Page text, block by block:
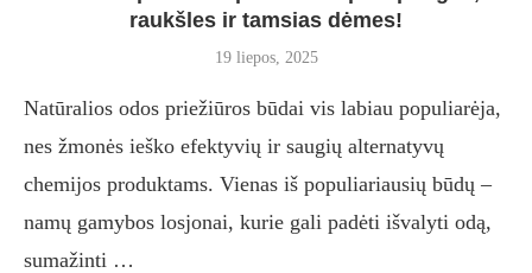
raukšles ir tamsias dėmes!
19 liepos, 2025
Natūralios odos priežiūros būdai vis labiau populiarėja,
nes žmonės ieško efektyvių ir saugių alternatyvų
chemijos produktams. Vienas iš populiariausių būdų –
namų gamybos losjonai, kurie gali padėti išvalyti odą,
sumažinti …